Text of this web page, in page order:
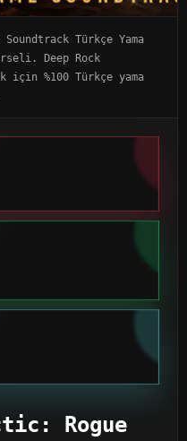
Türkçe Yama
Deep Rock
için %100 Türkçe yama
Rogue